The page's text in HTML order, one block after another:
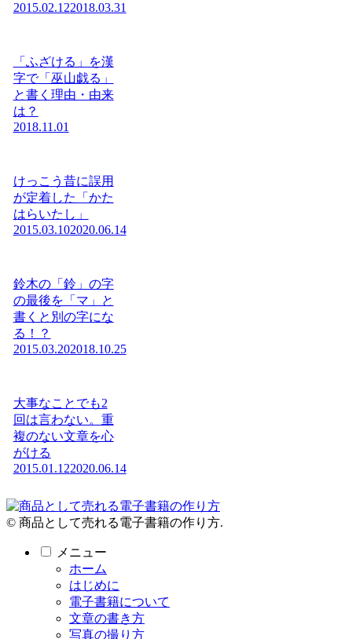
2015.02.122018.03.31
「ふざける」を漢
字で「巫山戯る」
と書く理由・由来
は？
2018.11.01
けっこう昔に誤用
が定着した「かた
はらいたし」
2015.03.102020.06.14
鈴木の「鈴」の字
の最後を「マ」と
書くと別の字にな
る！？
2015.03.202018.10.25
大事なことでも2
回は言わない。重
複のない文章を心
がける
2015.01.122020.06.14
© 商品として売れる電子書籍の作り方.
メニュー
ホーム
はじめに
電子書籍について
文章の書き方
写真の撮り方